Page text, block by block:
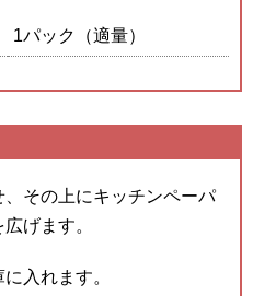
1パック（適量）
その上にキッチンペーパ
げます。
入れます。